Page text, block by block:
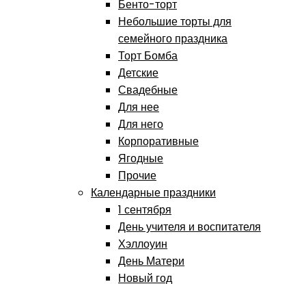
Бенто-торт
Небольшие торты для
семейного праздника
Торт Бомба
Детские
Свадебные
Для нее
Для него
Корпоративные
Ягодные
Прочие
Календарные праздники
1 сентября
День учителя и воспитателя
Хэллоуин
День Матери
Новый год